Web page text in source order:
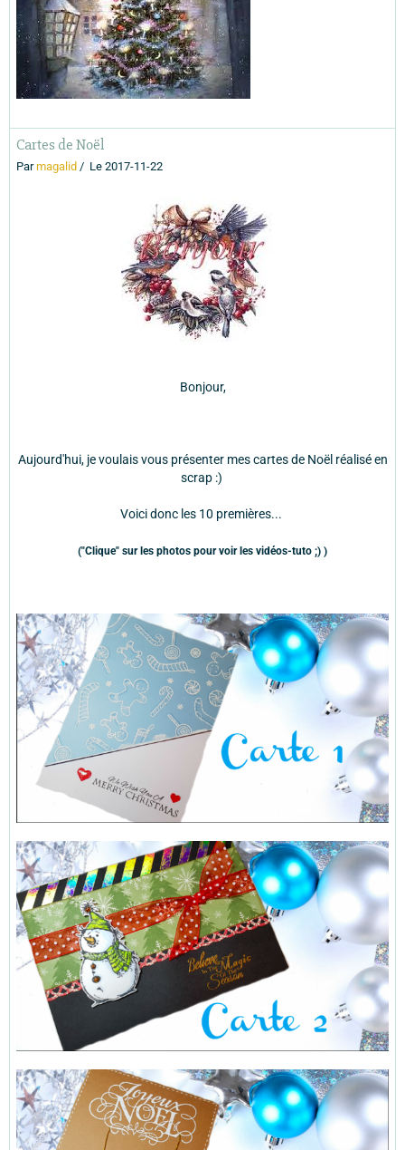
Cartes de Noël
Parmagalid Le 2017-11-22
Bonjour,
Aujourd'hui, je voulais vous présenter mes cartes de Noël réalisé en
scrap :)
Voici donc les 10 premières...
("Clique" sur les photos pour voir les vidéos-tuto ;) )